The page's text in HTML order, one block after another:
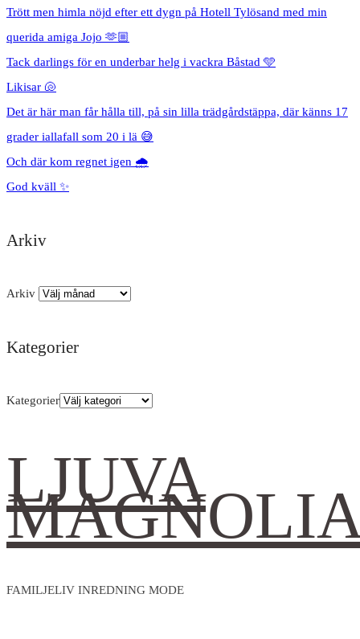
Trött men himla nöjd efter ett dygn på Hotell Tylösand med min
querida amiga Jojo 🫶🏼
Tack darlings för en underbar helg i vackra Båstad 🩵
Likisar 🐚
Det är här man får hålla till, på sin lilla trädgårdstäppa, där känns 17
grader iallafall som 20 i lä 😅
Och där kom regnet igen 🌧️
God kväll ✨
Arkiv
Arkiv
Kategorier
Kategorier
LJUVA
FAMILJELIV INREDNING MODE